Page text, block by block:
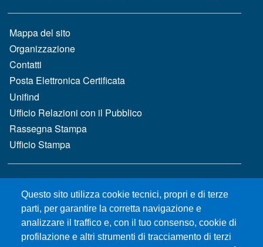
Questo sito utilizza cookie tecnici, propri e di terze
parti, per garantire la corretta navigazione e
analizzare il traffico e, con il tuo consenso, cookie di
profilazione e altri strumenti di tracciamento di terzi
MENÙ FOOTER 1
Mappa del sito
Organizzazione
Contatti
Posta Elettronica Certificata
Unifind
Ufficio Relazioni con il Pubblico
Rassegna Stampa
Ufficio Stampa
MENÙ FOOTER 2
Gare d'appalto
Albo online
CIAM - Servizi Informatici